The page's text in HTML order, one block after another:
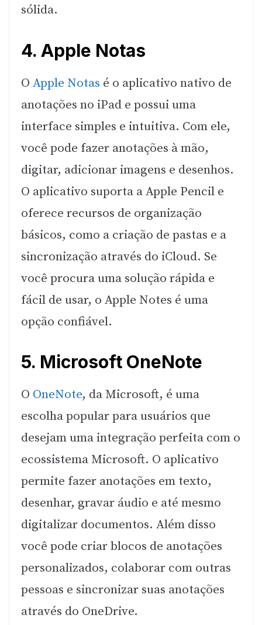
sólida.
4. Apple Notas
O Apple Notas é o aplicativo nativo de
anotações no iPad e possui uma
interface simples e intuitiva. Com ele,
você pode fazer anotações à mão,
digitar, adicionar imagens e desenhos.
O aplicativo suporta a Apple Pencil e
oferece recursos de organização
básicos, como a criação de pastas e a
sincronização através do iCloud. Se
você procura uma solução rápida e
fácil de usar, o Apple Notes é uma
opção confiável.
5. Microsoft OneNote
O OneNote, da Microsoft, é uma
escolha popular para usuários que
desejam uma integração perfeita com o
ecossistema Microsoft. O aplicativo
permite fazer anotações em texto,
desenhar, gravar áudio e até mesmo
digitalizar documentos. Além disso
você pode criar blocos de anotações
personalizados, colaborar com outras
pessoas e sincronizar suas anotações
através do OneDrive.